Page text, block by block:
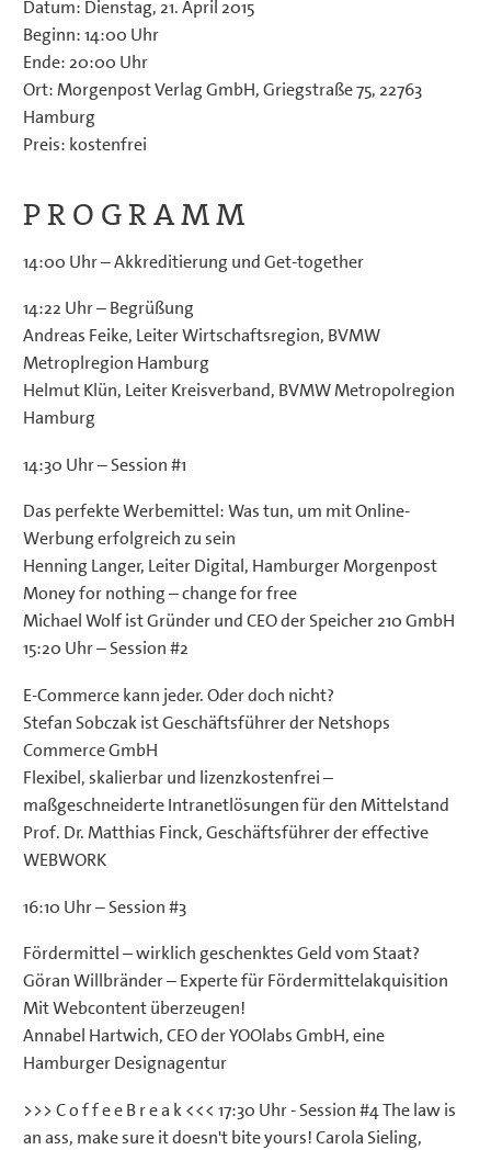
Datum: Dienstag, 21. April 2015
Beginn: 14:00 Uhr
Ende: 20:00 Uhr
Ort: Morgenpost Verlag GmbH, Griegstraße 75, 22763
Hamburg
Preis: kostenfrei
P R O G R A M M
14:00 Uhr – Akkreditierung und Get-together
14:22 Uhr – Begrüßung
Andreas Feike, Leiter Wirtschaftsregion, BVMW
Metroplregion Hamburg
Helmut Klün, Leiter Kreisverband, BVMW Metropolregion
Hamburg
14:30 Uhr – Session #1
Das perfekte Werbemittel: Was tun, um mit Online-
Werbung erfolgreich zu sein
Henning Langer, Leiter Digital, Hamburger Morgenpost
Money for nothing – change for free
Michael Wolf ist Gründer und CEO der Speicher 210 GmbH
15:20 Uhr – Session #2
E-Commerce kann jeder. Oder doch nicht?
Stefan Sobczak ist Geschäftsführer der Netshops
Commerce GmbH
Flexibel, skalierbar und lizenzkostenfrei –
maßgeschneiderte Intranetlösungen für den Mittelstand
Prof. Dr. Matthias Finck, Geschäftsführer der effective
WEBWORK
16:10 Uhr – Session #3
Fördermittel – wirklich geschenktes Geld vom Staat?
Göran Willbränder – Experte für Fördermittelakquisition
Mit Webcontent überzeugen!
Annabel Hartwich, CEO der YOOlabs GmbH, eine
Hamburger Designagentur
>>> C o f f e e B r e a k <<< 17:30 Uhr - Session #4 The law is
an ass, make sure it doesn't bite yours! Carola Sieling,